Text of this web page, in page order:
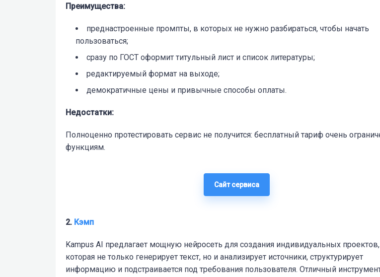
Преимущества:
преднастроенные промпты, в которых не нужно разбираться, чтобы начать
пользоваться;
сразу по ГОСТ оформит титульный лист и список литературы;
редактируемый формат на выходе;
демократичные цены и привычные способы оплаты.
Недостатки:
Полноценно протестировать сервис не получится: бесплатный тариф очень
функциям.
Сайт сервиса
2. Кэмп
Kampus AI предлагает мощную нейросеть для создания индивидуальных проектов,
которая не только генерирует текст, но и анализирует источники, структурирует
информацию и подстраивается под требования пользователя. Отличный